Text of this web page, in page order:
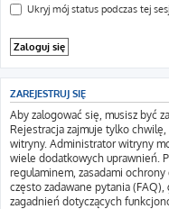
Ukryj mój status podczas tej
ZAREJESTRUJ SIĘ
Aby zalogować się, musisz być
Rejestracja zajmuje tylko
witryny. Administrator witryny
wiele dodatkowych uprawnień.
regulaminem, zasadami
często zadawane pytania
zagadnień dotyczących